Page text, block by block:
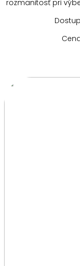
rozmanitosť pri